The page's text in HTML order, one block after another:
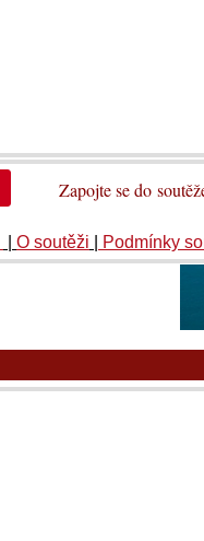
Zapojte se do
O soutěži Podmínky